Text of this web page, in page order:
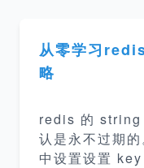
从零学习
略
redis 的 string
认是永不过期
中设置设置